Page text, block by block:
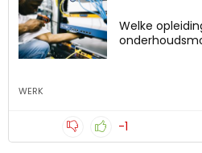
Welke
WERK
-1